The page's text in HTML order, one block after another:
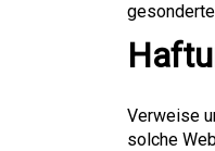
Verweise
solche